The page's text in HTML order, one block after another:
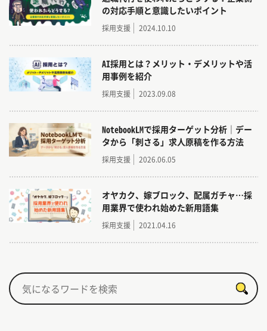
の対応手順と意識したいポイント
採用支援 2024.10.10
AI採用とは？メリット・デメリットや活
用事例を紹介
採用支援 2023.09.08
NotebookLMで採用ターゲット分析｜デー
タから「刺さる」求人原稿を作る方法
採用支援 2026.06.05
オヤカク、嫁ブロック、配属ガチャ…採
用業界で使われ始めた新用語集
採用支援 2021.04.16